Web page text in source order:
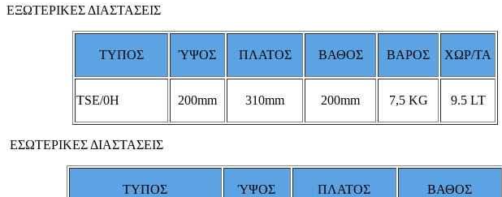
ΕΞΩΤΕΡΙΚΕΣ ΔΙΑΣΤΑΣΕΙΣ
ΤΥΠΟΣ ΎΨΟΣ ΠΛΑΤΟΣ ΒΑΘΟΣ ΒΑΡΟΣ ΧΩΡ/ΤΑ
TSE/0H 200mm 310mm 200mm 7,5KG 9.5 LT
ΕΣΩΤΕΡΙΚΕΣ ΔΙΑΣΤΑΣΕΙΣ
ΤΥΠΟΣ ΎΨΟΣ ΠΛΑΤΟΣ ΒΑΘΟΣ